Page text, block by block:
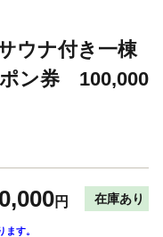
ウナ付き一棟
ン券 100,000
円 在庫あり
ます。